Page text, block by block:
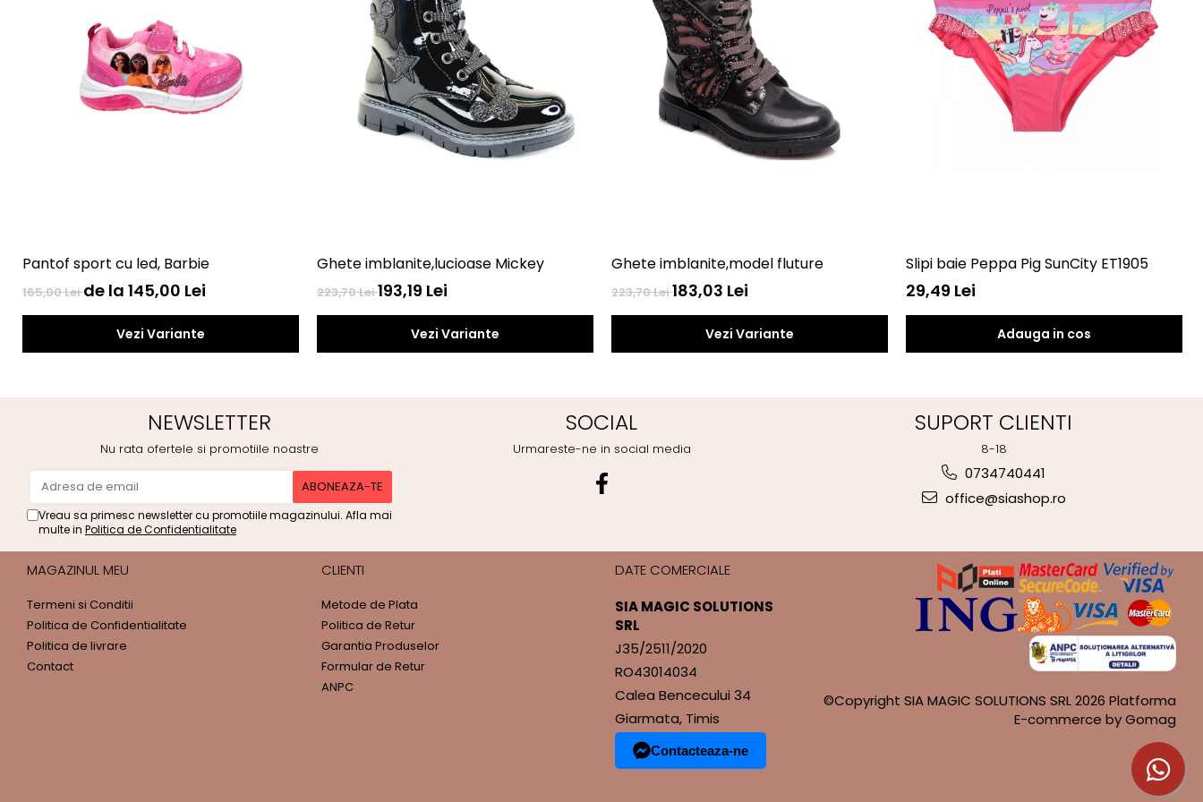
Pantof sport cu led, Barbie
165,00 Leide la 145,00 Lei
Vezi Variante
Ghete imblanite,lucioase Mickey
223,70 Lei193,19 Lei
Vezi Variante
Ghete imblanite,model fluture
223,70 Lei183,03 Lei
Vezi Variante
Slipi baie Peppa Pig SunCity ET1905
29,49 Lei
Adauga in cos
NEWSLETTER
Nu rata ofertele si promotiile noastre
Vreau sa primesc newsletter cu promotiile magazinului. Afla mai
multe in Politica de Confidentialitate
SOCIAL
Urmareste-ne in social media
SUPORT CLIENTI
8-18
0734740441
office@siashop.ro
MAGAZINUL MEU
Termeni si Conditii
Politica de Confidentialitate
Politica de livrare
Contact
CLIENTI
Metode de Plata
Politica de Retur
Garantia Produselor
Formular de Retur
ANPC
DATE COMERCIALE
SIA MAGIC SOLUTIONS
SRL
J35/2511/2020
RO43014034
Calea Bencecului 34
Giarmata, Timis
Contacteaza-ne
©Copyright SIA MAGIC SOLUTIONS SRL 2026 Platforma
E-commerce by Gomag